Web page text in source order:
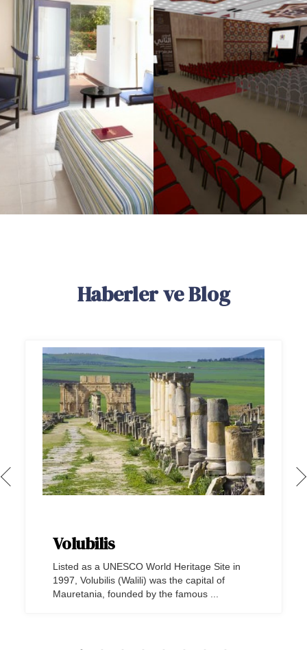
Haberler ve Blog
Volubilis
Listed as a UNESCO World Heritage Site in
1997, Volubilis (Walili) was the capital of
Mauretania, founded by the famous ...